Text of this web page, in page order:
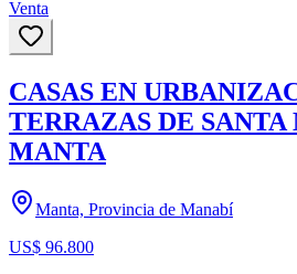
Venta
CASAS EN
TERRAZAS DE
MANTA
Manta, Provincia de Manabí
US$ 96.800